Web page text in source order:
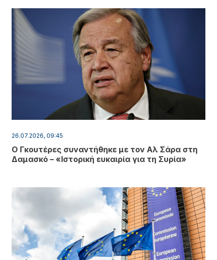
26.07.2026, 09:45
Ο Γκουτέρες συναντήθηκε με τον Αλ Σάρα στη
Δαμασκό – «Ιστορική ευκαιρία για τη Συρία»